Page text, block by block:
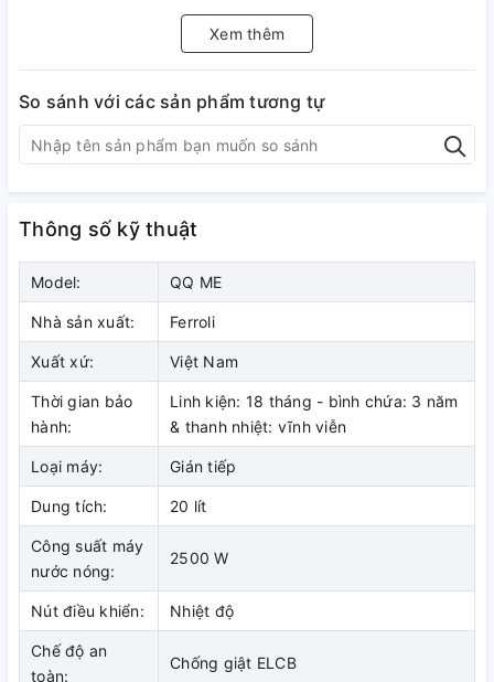
Dành cho những gia đình nhỏ
Với dung tích 20 lít, chiếc bình tắm nóng lạnh Ferroli này sẽ là
sống độc thân.
Cơ chế làm nóng gián tiếp lý tưởng
khi lắp đặt ở khu vực có khí hậu
lạnh
Xem thêm
So sánh với các sản phẩm tương tự
Thông số kỹ thuật
Model: QQ ME
Nhà sản xuất: Ferroli
Xuất xứ: Việt Nam
Thời gian bảo
hành:
Linh kiện: 18 tháng - bình chứa: 3 năm
& thanh nhiệt: vĩnh viễn
Loại máy: Gián tiếp
Dung tích: 20 lít
Công suất máy
nước nóng:
2500 W
Nút điều khiển: Nhiệt độ
Chế độ an
toàn:
Chống giật ELCB